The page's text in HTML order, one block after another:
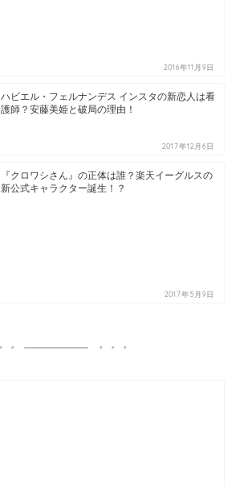
2016年11月9日
ハビエル・フェルナンデス インスタの新恋人は看
護師？安藤美姫と破局の理由！
2017年12月6日
『クロワシさん』の正体は誰？楽天イーグルスの
新公式キャラクター誕生！？
2017年5月9日